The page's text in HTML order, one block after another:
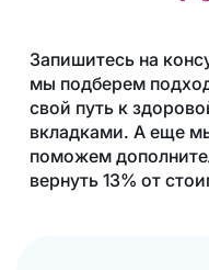
Запишитесь на
мы подберем
свой путь к
вкладками. А еще
поможем
вернуть 13% от